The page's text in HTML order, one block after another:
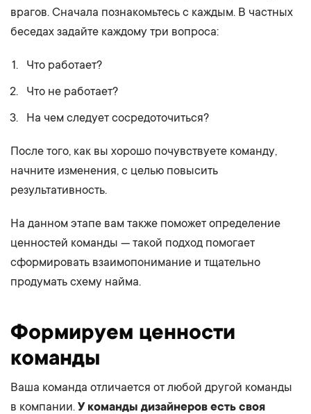
врагов. Сначала познакомьтесь с каждым. В частных
беседах задайте каждому три вопроса:
Что работает?
Что не работает?
На чем следует сосредоточиться?
После того, как вы хорошо почувствуете команду,
начните изменения, с целью повысить
результативность.
На данном этапе вам также поможет определение
ценностей команды — такой подход помогает
сформировать взаимопонимание и тщательно
продумать схему найма.
Формируем ценности
команды
Ваша команда отличается от любой другой команды
в компании. У команды дизайнеров есть своя